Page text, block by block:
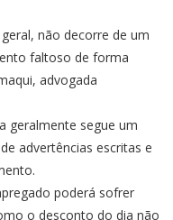
não decorre de um
faltoso de forma
advogada
geralmente segue um
advertências escritas e
poderá sofrer
o desconto do dia não